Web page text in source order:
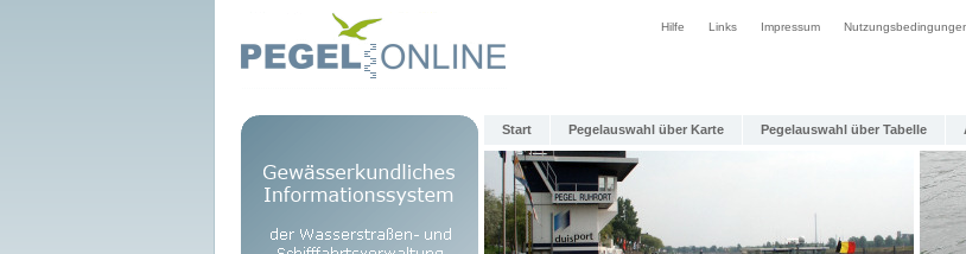
Hilfe Links Impressum
Start Pegelauswahl über Karte Pegelauswahl über Tabelle